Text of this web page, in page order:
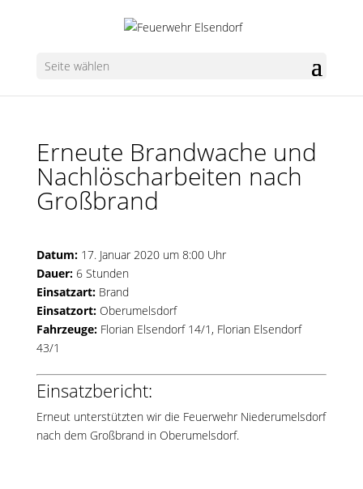
Seite wählen
Erneute Brandwache und
Nachlöscharbeiten nach
Großbrand
Datum:17. Januar 2020 um 8:00 Uhr
Dauer:6 Stunden
Einsatzart:Brand
Einsatzort:Oberumelsdorf
Fahrzeuge: Florian Elsendorf 14/1 , Florian Elsendorf
43/1
Einsatzbericht:
Erneut unterstützten wir die Feuerwehr Niederumelsdorf
nach dem Großbrand in Oberumelsdorf.